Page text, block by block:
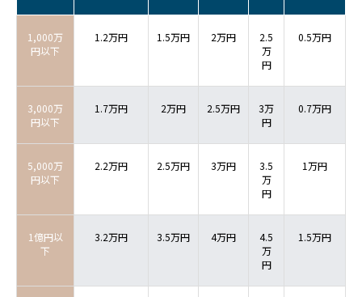
1,000万
円以下
1.2万円 1.5万円 2万円
2.5
万
円
0.5万円
3,000万
円以下
1.7万円 2万円 2.5万円
3万
円
0.7万円
5,000万
円以下
2.2万円 2.5万円 3万円
3.5
万
円
1万円
1億円以
下
3.2万円 3.5万円 4万円
4.5
万
円
1.5万円